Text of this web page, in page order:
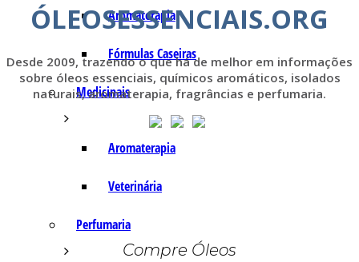
Aromaterapia
Fórmulas Caseiras
Medicinais
Aromaterapia
Veterinária
Perfumaria
ÓLEOSESSENCIAIS.ORG
Desde 2009, trazendo o que há de melhor em informações
sobre óleos essenciais, químicos aromáticos, isolados
naturais, aromaterapia, fragrâncias e perfumaria.
Compre Óleos